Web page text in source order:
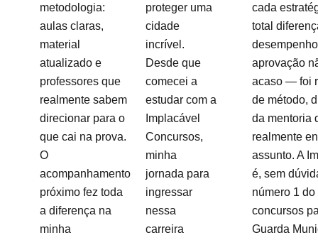
metodologia:
aulas claras,
material
atualizado e
professores que
realmente sabem
direcionar para o
que cai na prova.
O
acompanhamento
próximo fez toda
a diferença na
minha
proteger uma
cidade
incrível.
Desde que
comecei a
estudar com a
Implacável
Concursos,
minha
jornada para
ingressar
nessa
carreira
cada
total
aprovação
acaso — foi
de método,
da mentoria
realmente
assunto. A
é, sem
número 1
concursos
Guarda